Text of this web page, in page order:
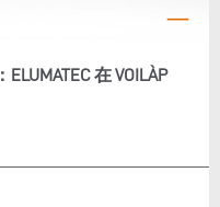
在 VOILÀP